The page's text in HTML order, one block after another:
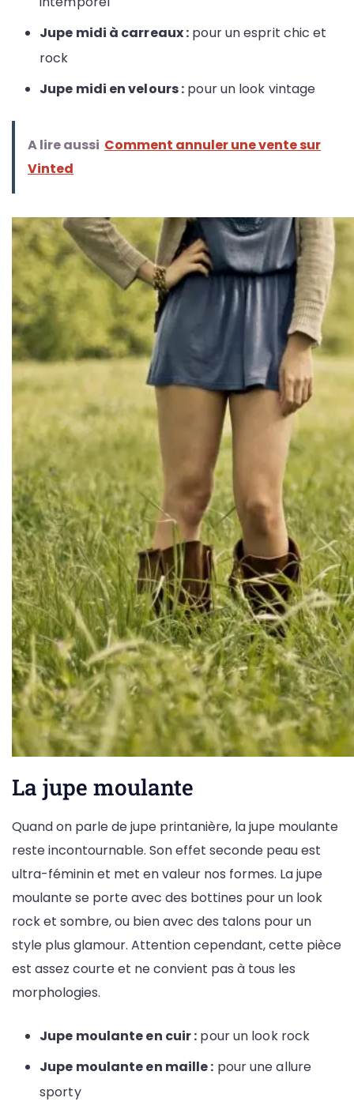
Jupe midi à carreaux : pour un esprit chic et
rock
Jupe midi en velours : pour un look vintage
A lire aussi Comment annuler une vente sur
Vinted
La jupe moulante
Quand on parle de jupe printanière, la jupe moulante
reste incontournable. Son effet seconde peau est
ultra-féminin et met en valeur nos formes. La jupe
moulante se porte avec des bottines pour un look
rock et sombre, ou bien avec des talons pour un
style plus glamour. Attention cependant, cette pièce
est assez courte et ne convient pas à tous les
morphologies.
Jupe moulante en cuir : pour un look rock
Jupe moulante en maille : pour une allure
sporty